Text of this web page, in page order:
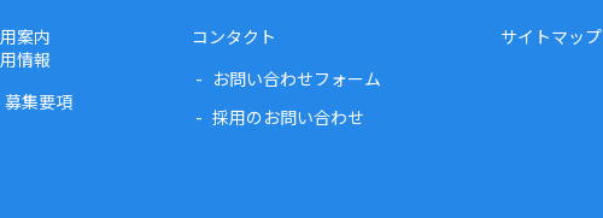
案内
情報
募集要項
コンタクト
お問い合わせフォーム
採用のお問い合わせ
サイトマップ